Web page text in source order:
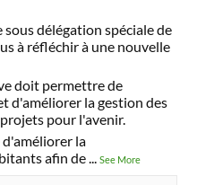
sous délégation spéciale de
à réfléchir à une nouvelle
doit permettre de
d'améliorer la gestion des
pour l'avenir.
la
afin de...See More